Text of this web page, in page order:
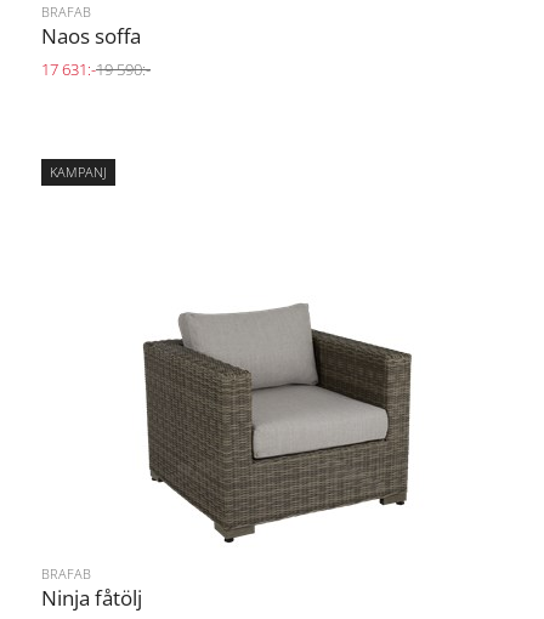
BRAFAB
Naos soffa
17 631:-19 590:-
KAMPANJ
BRAFAB
Ninja fåtölj